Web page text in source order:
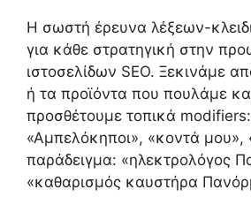
Η σωστή έρευνα λέξεων-
για κάθε στρατηγική στην
ιστοσελίδων SEO. Ξεκινάμε
ή τα προϊόντα που πουλάμε
προσθέτουμε τοπικά
«Αμπελόκηποι», «κοντά μου»,
παράδειγμα: «ηλεκτρολόγος
«καθαρισμός καυστήρα